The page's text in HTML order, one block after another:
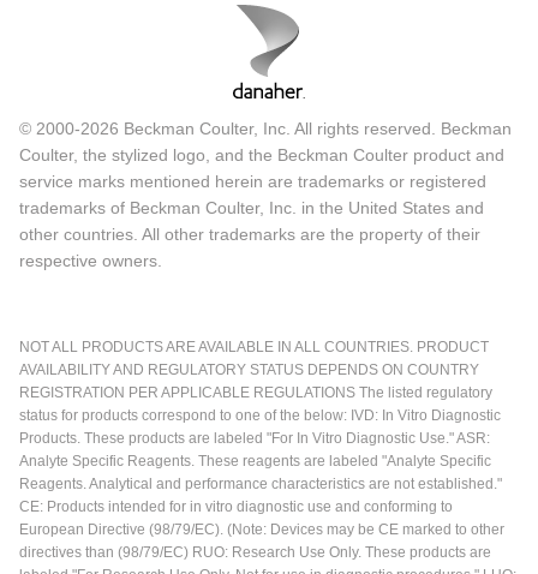
© 2000-2026 Beckman Coulter, Inc. All rights reserved. Beckman
Coulter, the stylized logo, and the Beckman Coulter product and
service marks mentioned herein are trademarks or registered
trademarks of Beckman Coulter, Inc. in the United States and
other countries. All other trademarks are the property of their
respective owners.
NOT ALL PRODUCTS ARE AVAILABLE IN ALL COUNTRIES. PRODUCT
AVAILABILITY AND REGULATORY STATUS DEPENDS ON COUNTRY
REGISTRATION PER APPLICABLE REGULATIONS The listed regulatory
status for products correspond to one of the below: IVD: In Vitro Diagnostic
Products. These products are labeled "For In Vitro Diagnostic Use." ASR:
Analyte Specific Reagents. These reagents are labeled "Analyte Specific
Reagents. Analytical and performance characteristics are not established."
CE: Products intended for in vitro diagnostic use and conforming to
European Directive (98/79/EC). (Note: Devices may be CE marked to other
directives than (98/79/EC) RUO: Research Use Only. These products are